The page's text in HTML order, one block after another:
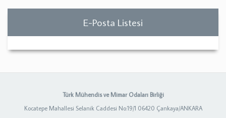
E-Posta Listesi
Türk Mühendis ve Mimar Odaları Birliği
Kocatepe Mahallesi Selanik Caddesi No:19/1 06420 Çankaya/ANKARA